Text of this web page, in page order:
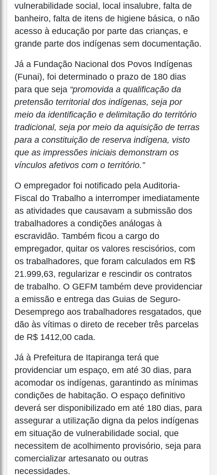
vulnerabilidade social, local insalubre, falta de
banheiro, falta de itens de higiene básica, o não
acesso à educação por parte das crianças, e
grande parte dos indígenas sem documentação.
Já a Fundação Nacional dos Povos Indígenas
(Funai), foi determinado o prazo de 180 dias
para que seja “promovida a qualificação da
pretensão territorial dos indígenas, seja por
meio da identificação e delimitação do território
tradicional, seja por meio da aquisição de terras
para a constituição de reserva indígena, visto
que as impressões iniciais demonstram os
vínculos afetivos com o território.”
O empregador foi notificado pela Auditoria-
Fiscal do Trabalho a interromper imediatamente
as atividades que causavam a submissão dos
trabalhadores a condições análogas à
escravidão. Também ficou a cargo do
empregador, quitar os valores rescisórios, com
os trabalhadores, que foram calculados em R$
21.999,63, regularizar e rescindir os contratos
de trabalho. O GEFM também deve providenciar
a emissão e entrega das Guias de Seguro-
Desemprego aos trabalhadores resgatados, que
dão às vítimas o direto de receber três parcelas
de R$ 1412,00 cada.
Já à Prefeitura de Itapiranga terá que
providenciar um espaço, em até 30 dias, para
acomodar os indígenas, garantindo as mínimas
condições de habitação. O espaço definitivo
deverá ser disponibilizado em até 180 dias, para
assegurar a utilização digna da pelos indígenas
em situação de vulnerabilidade social, que
necessitem de acolhimento provisório, seja para
comercializar artesanato ou outras
necessidades.